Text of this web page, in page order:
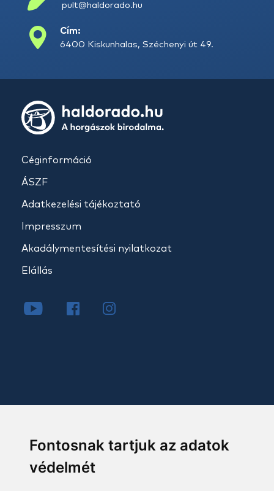
Fontosnak tartjuk az adatok
védelmét
pult@haldorado.hu
Cím:
6400 Kiskunhalas, Széchenyi út 49.
Céginformáció
ÁSZF
Adatkezelési tájékoztató
Impresszum
Akadálymentesítési nyilatkozat
Elállás